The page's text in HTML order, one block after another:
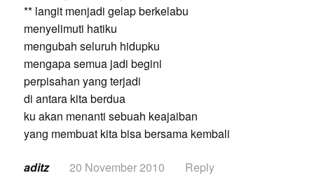
** langit menjadi gelap berkelabu
menyelimuti hatiku
mengubah seluruh hidupku
mengapa semua jadi begini
perpisahan yang terjadi
di antara kita berdua
ku akan menanti sebuah keajaiban
yang membuat kita bisa bersama kembali
aditz 20 November 2010
Reply